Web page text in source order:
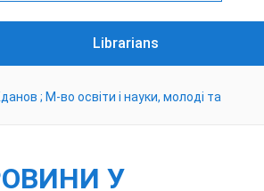
Librarians
; М-во освіти і науки, молоді та
У